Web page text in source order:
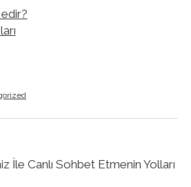
İle Canlı Sohbet Etmenin Yolları